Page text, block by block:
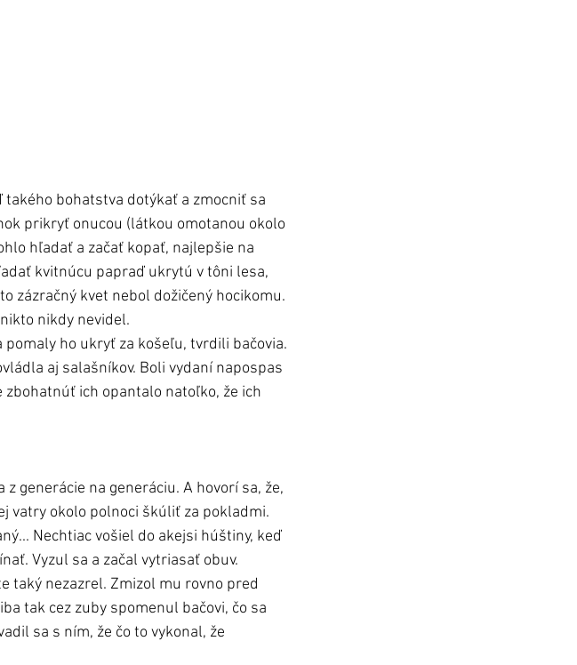
bohatstva dotýkať a zmocniť sa
prikryť onucou (látkou omotanou okolo
hľadať a začať kopať, najlepšie na
kvitnúcu papraď ukrytú v tôni lesa,
zázračný kvet nebol dožičený hocikomu.
nikdy nevidel.
ho ukryť za košeľu, tvrdili bačovia.
aj salašníkov. Boli vydaní napospas
ich opantalo natoľko, že ich
generácie na generáciu. A hovorí sa, že,
vatry okolo polnoci škúliť za pokladmi.
Nechtiac vošiel do akejsi húštiny, keď
Vyzul sa a začal vytriasať obuv.
taký nezazrel. Zmizol mu rovno pred
tak cez zuby spomenul bačovi, čo sa
sa s ním, že čo to vykonal, že